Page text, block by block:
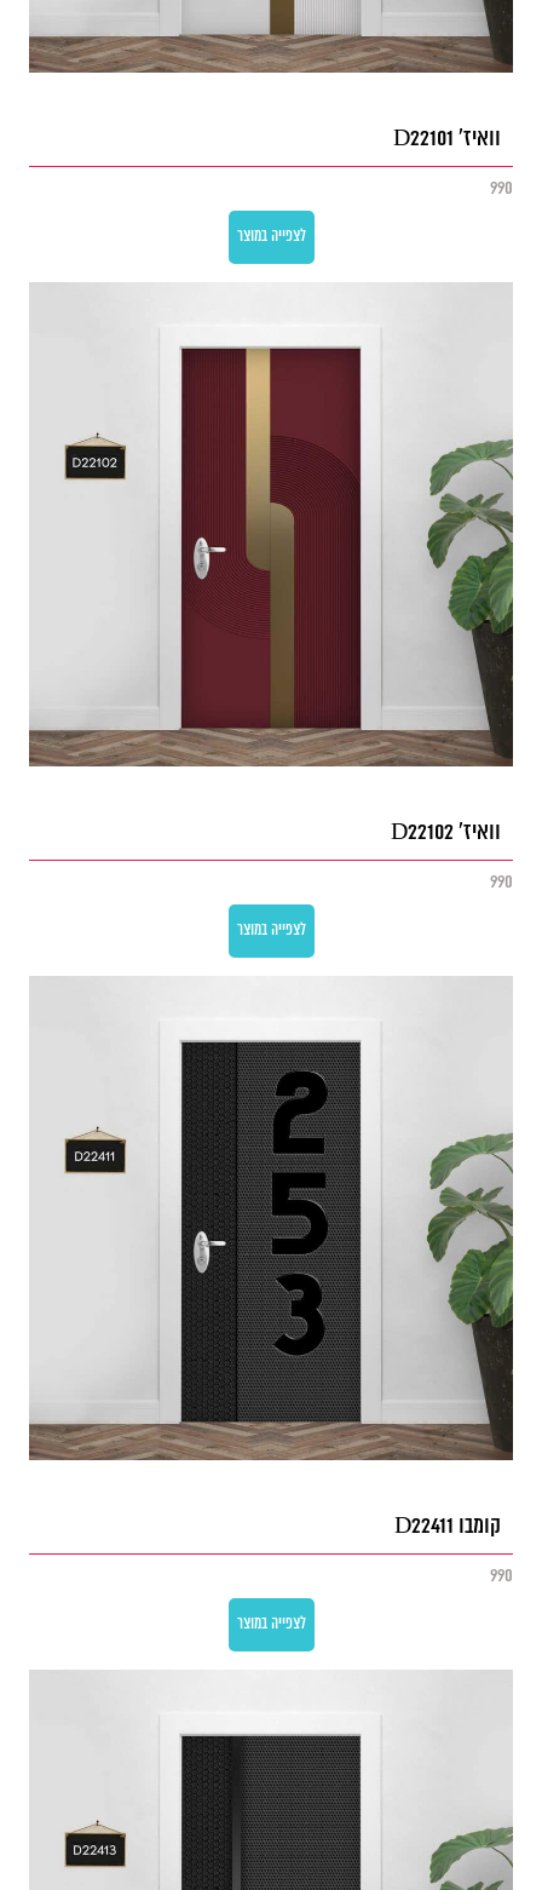
וואיז' D22101
990
לצפייה במוצר
וואיז' D22102
990
לצפייה במוצר
קומבו D22411
990
לצפייה במוצר